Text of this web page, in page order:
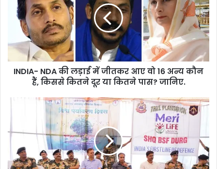
लड़ाई
जीतकर
16
अन्य
या
पास?
जानिए.
INDIA- NDA की लड़ाई में जीतकर आए वो 16 अन्य कौन
हैं, किससे कितने दूर या कितने पास? जानिए.
पर
मंडल